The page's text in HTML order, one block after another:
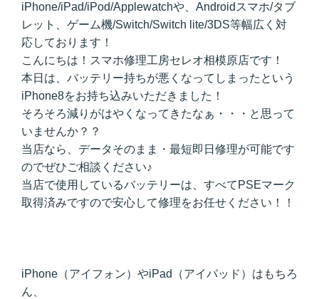
iPhone/iPad/iPod/Applewatchや、Androidスマホ/タブ
レット、ゲーム機/Switch/Switch lite/3DS等幅広く対
応しております！
こんにちは！スマホ修理工房セレオ相模原店です！
本日は、バッテリー持ちが悪くなってしまったという
iPhone8をお持ち込みいただきました！
そろそろ減りがはやくなってきたなぁ・・・と思って
いませんか？？
当店なら、データそのまま・最短即日修理が可能です
のでぜひご相談ください♪
当店で使用しているバッテリーは、すべてPSEマーク
取得済みですので安心して修理をお任せください！！
iPhone（アイフォン）やiPad（アイパッド）はもちろ
ん、